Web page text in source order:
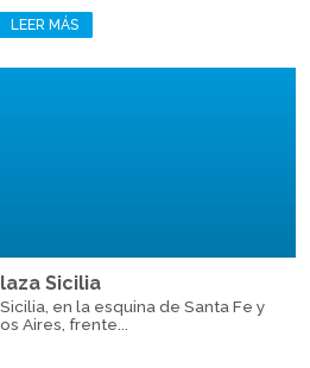
LEER MÁS
Sicilia
en la esquina de Santa Fe y
Aires, frente...